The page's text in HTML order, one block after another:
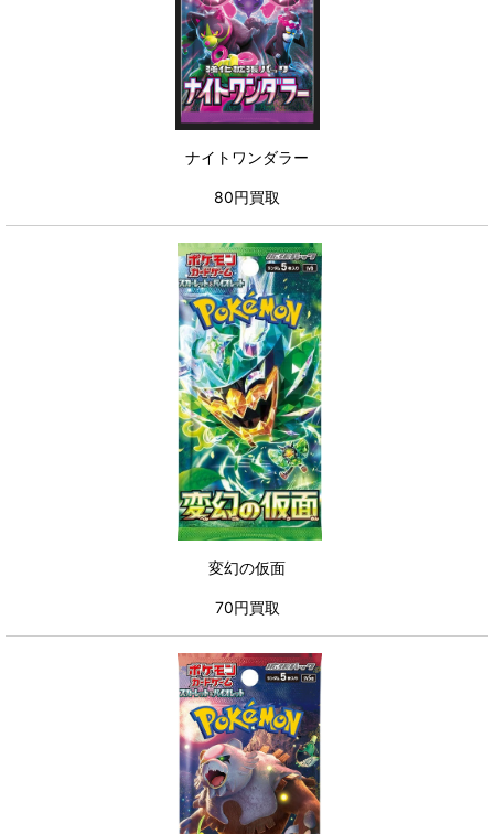
ナイトワンダラー
80円買取
変幻の仮面
70円買取